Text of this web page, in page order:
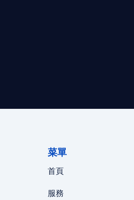
菜單
首頁
服務